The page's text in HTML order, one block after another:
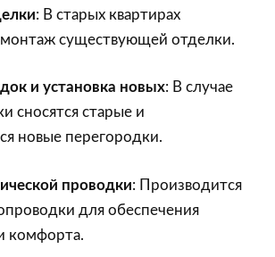
: В старых квартирах
существующей отделки.
и установка новых: В случае
сносятся старые и
новые перегородки.
проводки: Производится
для обеспечения
комфорта.